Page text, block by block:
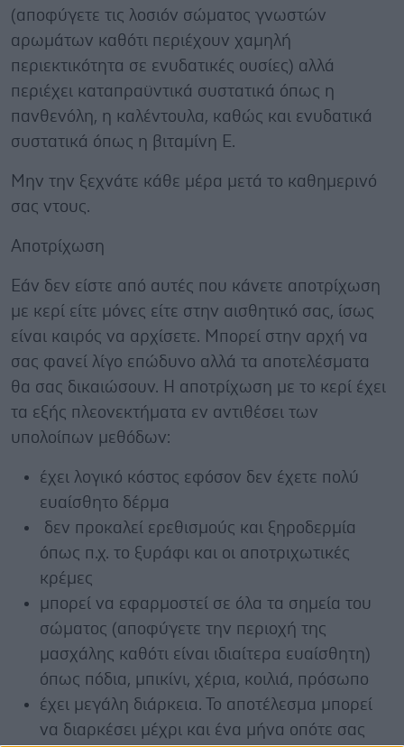
(αποφύγετε τις λοσιόν σώματος γνωστών
αρωμάτων καθότι περιέχουν χαμηλή
περιεκτικότητα σε ενυδατικές ουσίες) αλλά
περιέχει καταπραϋντικά συστατικά όπως η
πανθενόλη, η καλέντουλα, καθώς και ενυδατικά
συστατικά όπως η βιταμίνη Ε.
Μην την ξεχνάτε κάθε μέρα μετά το καθημερινό
σας ντους.
Αποτρίχωση
Εάν δεν είστε από αυτές που κάνετε αποτρίχωση
με κερί είτε μόνες είτε στην αισθητικό σας, ίσως
είναι καιρός να αρχίσετε. Μπορεί στην αρχή να
σας φανεί λίγο επώδυνο αλλά τα αποτελέσματα
θα σας δικαιώσουν. Η αποτρίχωση με το κερί έχει
τα εξής πλεονεκτήματα εν αντιθέσει των
υπολοίπων μεθόδων:
έχει λογικό κόστος εφόσον δεν έχετε πολύ
ευαίσθητο δέρμα
δεν προκαλεί ερεθισμούς και ξηροδερμία
όπως π.χ. το ξυράφι και οι αποτριχωτικές
κρέμες
μπορεί να εφαρμοστεί σε όλα τα σημεία του
σώματος (αποφύγετε την περιοχή της
μασχάλης καθότι είναι ιδιαίτερα ευαίσθητη)
όπως πόδια, μπικίνι, χέρια, κοιλιά, πρόσωπο
έχει μεγάλη διάρκεια. Το αποτέλεσμα μπορεί
να διαρκέσει μέχρι και ένα μήνα οπότε σας